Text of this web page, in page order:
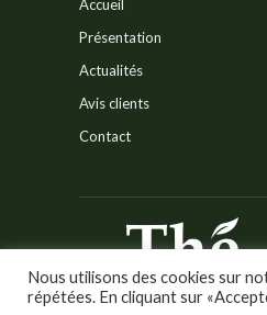
Accueil
Présentation
Actualités
Avis clients
Contact
Nous utilisons des cookies sur
répétées. En cliquant sur